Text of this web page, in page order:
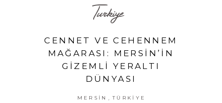
Turkiye
CENNET VE CEHENNEM
MAĞARASI: MERSIN’IN
GIZEMLI YERALTI
DÜNYASI
MERSIN TÜRKIYE